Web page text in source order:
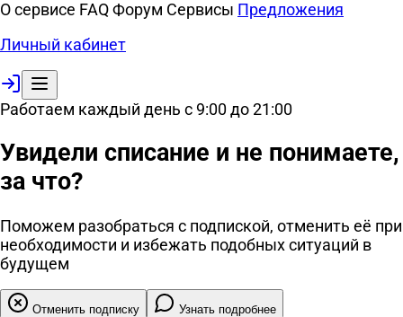
О сервисе FAQФорум Сервисы Предложения
Личный кабинет
Работаем каждый день с 9:00 до 21:00
Увидели списание и не понимаете,
за что?
Поможем разобраться с подпиской, отменить её при
необходимости и избежать подобных ситуаций в
будущем
Отменить подписку Узнать подробнее